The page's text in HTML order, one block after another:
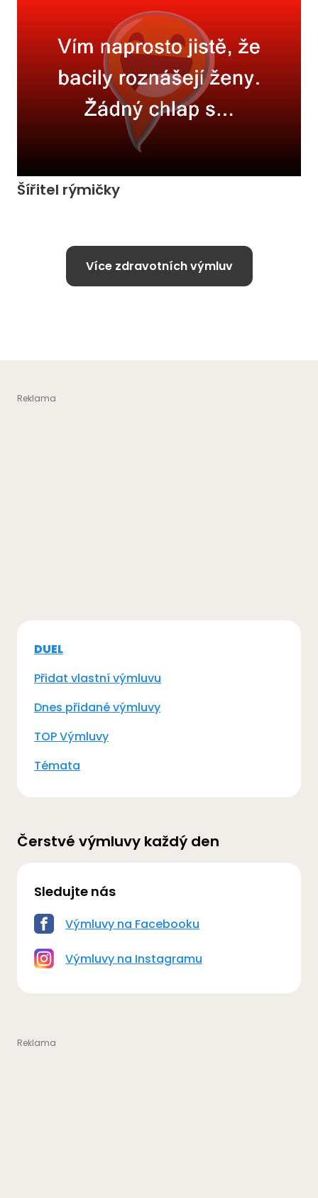
Šířitel rýmičky
Více zdravotních výmluv
DUEL
Přidat vlastní výmluvu
Dnes přidané výmluvy
TOP Výmluvy
Témata
Čerstvé výmluvy každý den
Sledujte nás
Výmluvy na Facebooku
Výmluvy na Instagramu